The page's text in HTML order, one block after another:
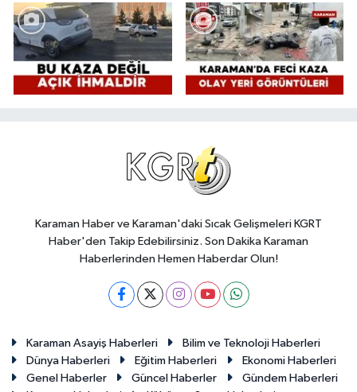
Karaman Haber ve Karaman'daki Sıcak Gelişmeleri KGRT
Haber'den Takip Edebilirsiniz. Son Dakika Karaman
Haberlerinden Hemen Haberdar Olun!
Karaman Asayiş Haberleri
Bilim ve Teknoloji Haberleri
Dünya Haberleri
Eğitim Haberleri
Ekonomi Haberleri
Genel Haberler
Güncel Haberler
Gündem Haberleri